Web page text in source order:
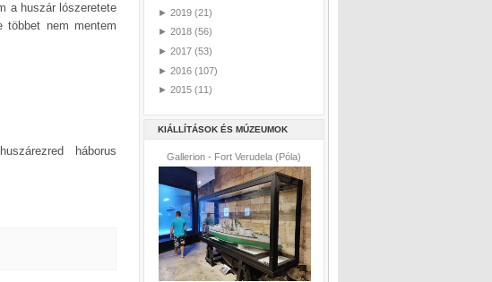
a huszár lószeretete
többet nem mentem
háborus
► 2019 (21)
► 2018 (56)
► 2017 (53)
► 2016 (107)
► 2015 (11)
KIÁLLÍTÁSOK ÉS MÚZEUMOK
Gallerion - Fort Verudela (Póla)